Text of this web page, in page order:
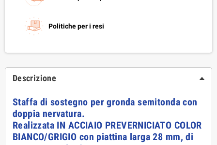
Politiche per i resi
Descrizione
Staffa di sostegno per gronda semitonda con
doppia nervatura.
Realizzata IN ACCIAIO PREVERNICIATO COLOR
BIANCO/GRIGIO con piattina larga 28 mm, di